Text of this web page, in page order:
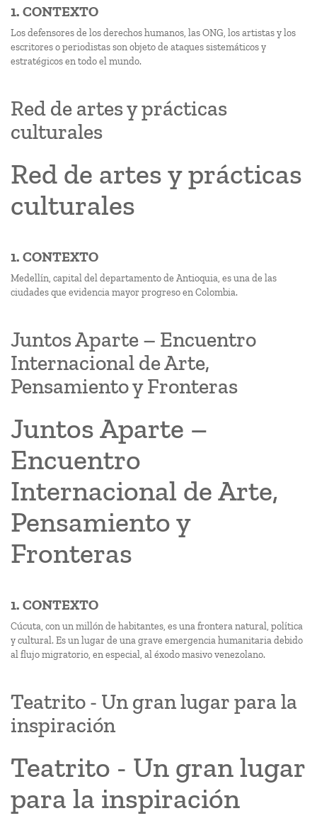
1. CONTEXTO
Los defensores de los derechos humanos, las ONG, los artistas y los
escritores o periodistas son objeto de ataques sistemáticos y
estratégicos en todo el mundo.
Red de artes y prácticas
culturales
Red de artes y prácticas
culturales
1. CONTEXTO
Medellín, capital del departamento de Antioquia, es una de las
ciudades que evidencia mayor progreso en Colombia.
Juntos Aparte – Encuentro
Internacional de Arte,
Pensamiento y Fronteras
Juntos Aparte –
Encuentro
Internacional de Arte,
Pensamiento y
Fronteras
1. CONTEXTO
Cúcuta, con un millón de habitantes, es una frontera natural, política
y cultural. Es un lugar de una grave emergencia humanitaria debido
al flujo migratorio, en especial, al éxodo masivo venezolano.
Teatrito - Un gran lugar para la
inspiración
Teatrito - Un gran lugar
para la inspiración